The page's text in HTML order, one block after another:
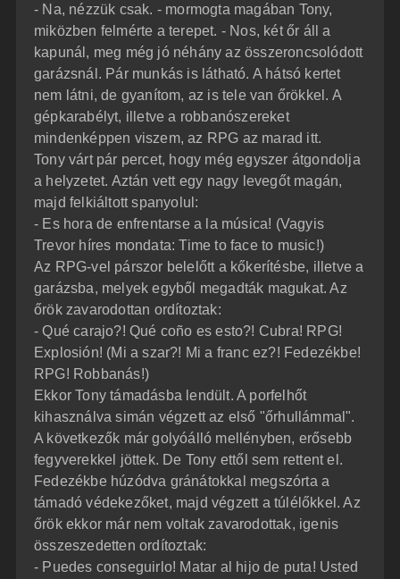
- Na, nézzük csak. - mormogta magában Tony,
miközben felmérte a terepet. - Nos, két őr áll a
kapunál, meg még jó néhány az összeroncsolódott
garázsnál. Pár munkás is látható. A hátsó kertet
nem látni, de gyanítom, az is tele van őrökkel. A
gépkarabélyt, illetve a robbanószereket
mindenképpen viszem, az RPG az marad itt.
Tony várt pár percet, hogy még egyszer átgondolja
a helyzetet. Aztán vett egy nagy levegőt magán,
majd felkiáltott spanyolul:
- Es hora de enfrentarse a la música! (Vagyis
Trevor híres mondata: Time to face to music!)
Az RPG-vel párszor belelőtt a kőkerítésbe, illetve a
garázsba, melyek egyből megadták magukat. Az
őrök zavarodottan ordítoztak:
- Qué carajo?! Qué coño es esto?! Cubra! RPG!
Explosión! (Mi a szar?! Mi a franc ez?! Fedezékbe!
RPG! Robbanás!)
Ekkor Tony támadásba lendült. A porfelhőt
kihasználva simán végzett az első "őrhullámmal".
A következők már golyóálló mellényben, erősebb
fegyverekkel jöttek. De Tony ettől sem rettent el.
Fedezékbe húzódva gránátokkal megszórta a
támadó védekezőket, majd végzett a túlélőkkel. Az
őrök ekkor már nem voltak zavarodottak, igenis
összeszedetten ordítoztak:
- Puedes conseguirlo! Matar al hijo de puta! Usted